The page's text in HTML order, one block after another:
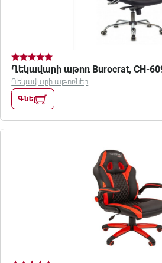
Ղեկավարի աթոռ Burocrat, CH-
Ղեկավարի աթոռներ
Գնել